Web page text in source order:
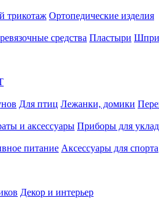
трикотаж Ортопедические изделия
средства Пластыри
Для птиц Лежанки, домики
и аксессуары Приборы для
питание Аксессуары для спорта
Декор и интерьер